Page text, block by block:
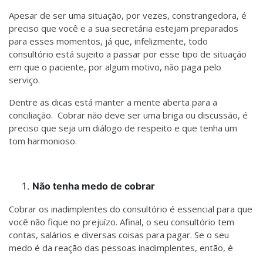
Apesar de ser uma situação, por vezes, constrangedora, é
preciso que você e a sua secretária estejam preparados
para esses momentos, já que, infelizmente, todo
consultório está sujeito a passar por esse tipo de situação
em que o paciente, por algum motivo, não paga pelo
serviço.
Dentre as dicas está manter a mente aberta para a
conciliação. Cobrar não deve ser uma briga ou discussão, é
preciso que seja um diálogo de respeito e que tenha um
tom harmonioso.
Não tenha medo de cobrar
Cobrar os inadimplentes do consultório é essencial para que
você não fique no prejuízo. Afinal, o seu consultório tem
contas, salários e diversas coisas para pagar. Se o seu
medo é da reação das pessoas inadimplentes, então, é